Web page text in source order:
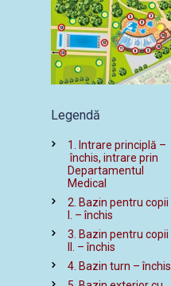
Legendă
1. Intrare principlă –
închis, intrare prin
Departamentul
Medical
2. Bazin pentru copii
I. – închis
3. Bazin pentru copii
II. – închis
4. Bazin turn – închis